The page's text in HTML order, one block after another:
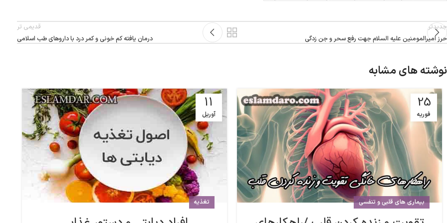
جدیدتر
حرز امیرالمومنین علیه السلام جهت رفع سحر و جن زدگی
قدیمی تر
درمان یافته کم خونی و کمر درد با داروهای طب اسلامی
نوشته های مشابه
25
فوریه
بیماری های قلبی و تنفسی
11
آوریل
تغذیه